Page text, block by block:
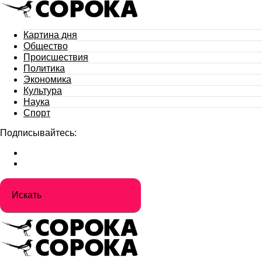
Картина дня
Общество
Происшествия
Политика
Экономика
Культура
Наука
Спорт
Подписывайтесь: